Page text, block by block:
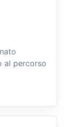
al percorso